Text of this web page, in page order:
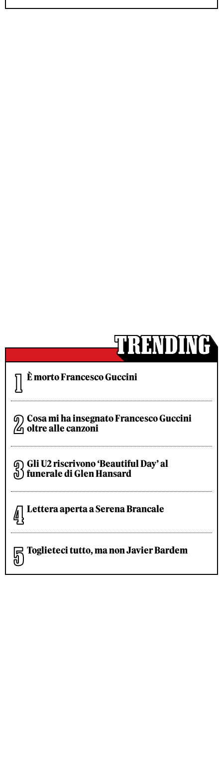
È morto Francesco Guccini
Cosa mi ha insegnato Francesco Guccini
oltre alle canzoni
Gli U2 riscrivono ‘Beautiful Day’ al
funerale di Glen Hansard
Lettera aperta a Serena Brancale
Toglieteci tutto, ma non Javier Bardem